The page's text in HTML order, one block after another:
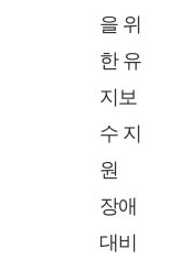
을 위
한 유
지보
수 지
원
장애
대비